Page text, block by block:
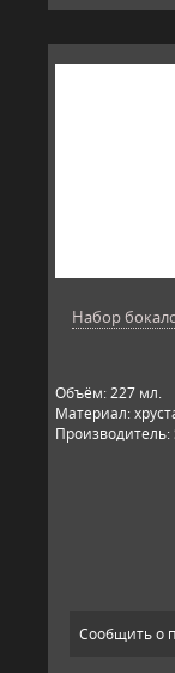
Набор
Объём: 227 мл.
Материал:
Сообщить о